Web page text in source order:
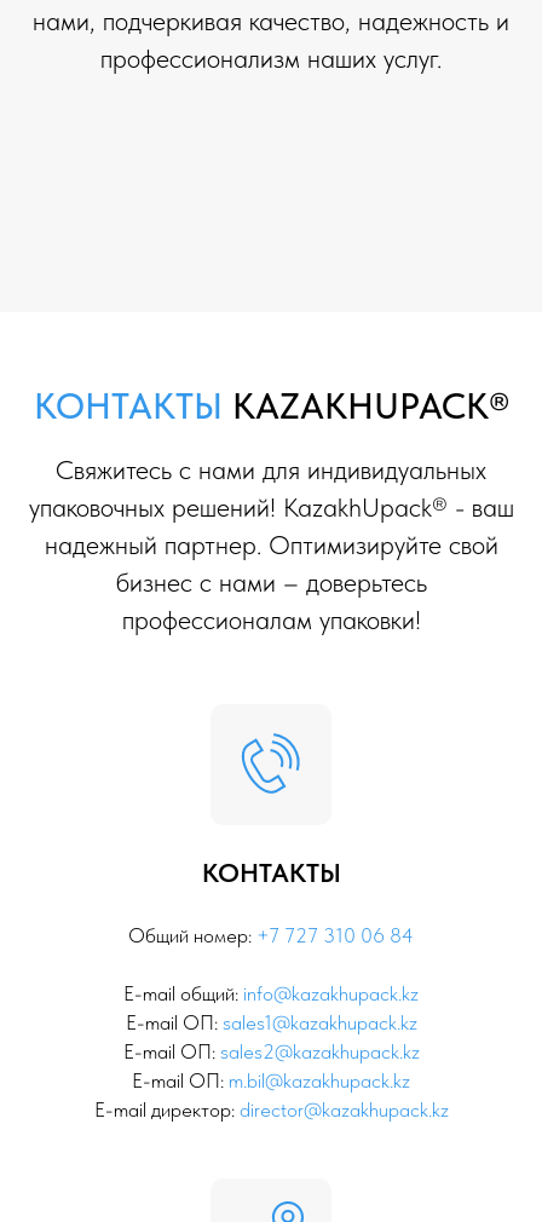
нами, подчеркивая качество, надежность и
профессионализм наших услуг.
КОНТАКТЫ KAZAKHUPACK®
Свяжитесь с нами для индивидуальных
упаковочных решений! KazakhUpack® - ваш
надежный партнер. Оптимизируйте свой
бизнес с нами – доверьтесь
профессионалам упаковки!
КОНТАКТЫ
Общий номер: +7 727 310 06 84
E-mail общий: info@kazakhupack.kz
E-mail ОП: sales1@kazakhupack.kz
E-mail ОП: sales2@kazakhupack.kz
E-mail ОП: m.bil@kazakhupack.kz
E-mail директор: director@kazakhupack.kz